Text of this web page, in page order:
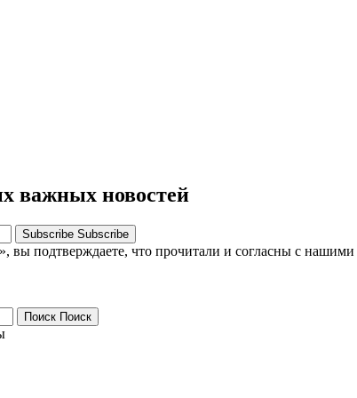
важных новостей
Subscribe Subscribe
вы подтверждаете, что прочитали и согласны с нашими
Поиск Поиск